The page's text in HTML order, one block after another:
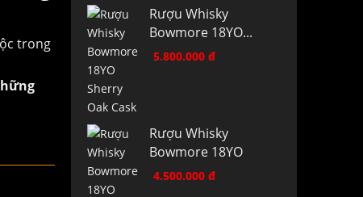
trong
Rượu Whisky
Bowmore 18YO...
5.800.000 đ
Rượu Whisky
Bowmore 18YO
4.500.000 đ